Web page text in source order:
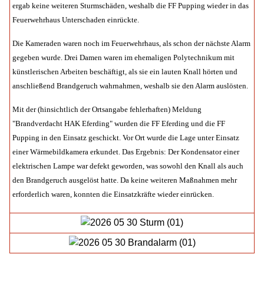
ergab keine weiteren Sturmschäden, weshalb die FF Pupping wieder in das
Feuerwehrhaus Unterschaden einrückte.
Die Kameraden waren noch im Feuerwehrhaus, als schon der nächste Alarm
gegeben wurde. Drei Damen waren im ehemaligen Polytechnikum mit
künstlerischen Arbeiten beschäftigt, als sie ein lauten Knall hörten und
anschließend Brandgeruch wahrnahmen, weshalb sie den Alarm auslösten.
Mit der (hinsichtlich der Ortsangabe fehlerhaften) Meldung
"Brandverdacht HAK Eferding" wurden die FF Eferding und die FF
Pupping in den Einsatz geschickt. Vor Ort wurde die Lage unter Einsatz
einer Wärmebildkamera erkundet. Das Ergebnis: Der Kondensator einer
elektrischen Lampe war defekt geworden, was sowohl den Knall als auch
den Brandgeruch ausgelöst hatte. Da keine weiteren Maßnahmen mehr
erforderlich waren, konnten die Einsatzkräfte wieder einrücken.